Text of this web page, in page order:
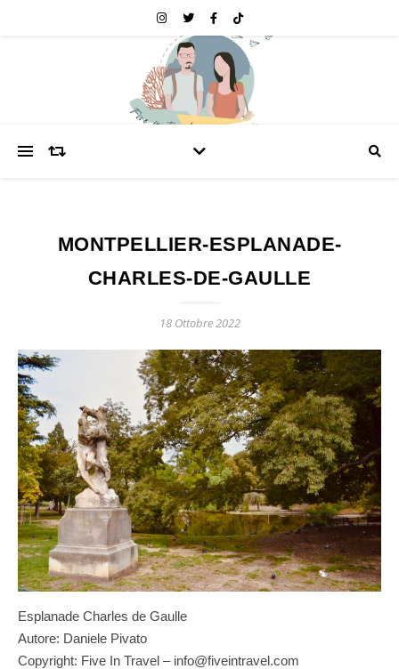
MONTPELLIER-ESPLANADE-
CHARLES-DE-GAULLE
18 Ottobre 2022
Esplanade Charles de Gaulle
Autore: Daniele Pivato
Copyright: Five In Travel – info@fiveintravel.com